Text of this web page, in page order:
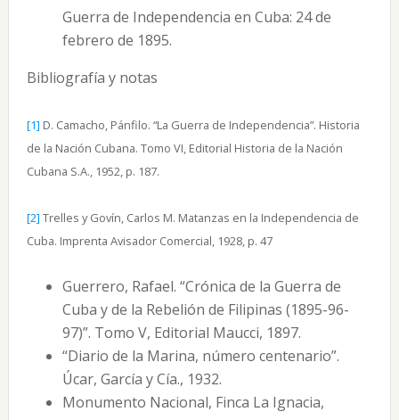
Guerra de Independencia en Cuba: 24 de
febrero de 1895.
Bibliografía y notas
[1] D. Camacho, Pánfilo. “La Guerra de Independencia”. Historia
de la Nación Cubana. Tomo VI, Editorial Historia de la Nación
Cubana S.A., 1952, p. 187.
[2] Trelles y Govín, Carlos M. Matanzas en la Independencia de
Cuba. Imprenta Avisador Comercial, 1928, p. 47
Guerrero, Rafael. “Crónica de la Guerra de
Cuba y de la Rebelión de Filipinas (1895-96-
97)”. Tomo V, Editorial Maucci, 1897.
“Diario de la Marina, número centenario”.
Úcar, García y Cía., 1932.
Monumento Nacional, Finca La Ignacia,